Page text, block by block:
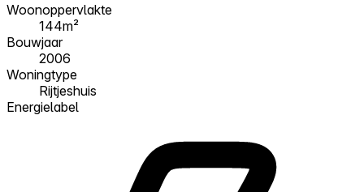
Woonoppervlakte
144m²
Bouwjaar
2006
Woningtype
Rijtjeshuis
Energielabel